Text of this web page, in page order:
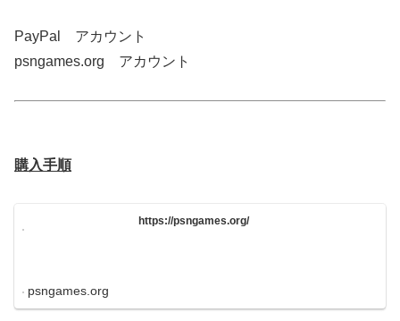
PayPal アカウント
psngames.org アカウント
購入手順
https://psngames.org/
psngames.org